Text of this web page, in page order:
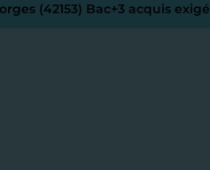
(42153) Bac+3 acquis exigé